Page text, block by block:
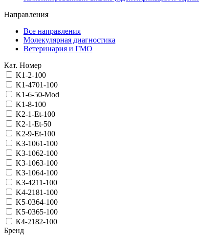
Направления
Все направления
Молекулярная диагностика
Ветеринария и ГМО
Кат. Номер
K1-2-100
K1-4701-100
K1-6-50-Mod
K1-8-100
K2-1-Et-100
K2-1-Et-50
K2-9-Et-100
K3-1061-100
K3-1062-100
K3-1063-100
K3-1064-100
K3-4211-100
K4-2181-100
K5-0364-100
K5-0365-100
К4-2182-100
Бренд